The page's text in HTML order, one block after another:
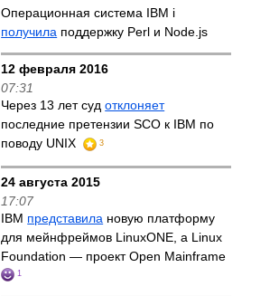
Операционная система IBM i
получила поддержку Perl и Node.js
12 февраля 2016
07:31
Через 13 лет судотклоняет
последние претензии SCO к IBM по
поводу UNIX
3
24 августа 2015
17:07
IBM представила новую платформу
для мейнфреймов LinuxONE, а Linux
Foundation — проект Open Mainframe
1